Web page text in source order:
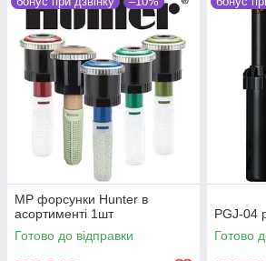
MP форсунки Hunter в
асортименті 1шт
Готово до відправки
PGJ-04
Готово